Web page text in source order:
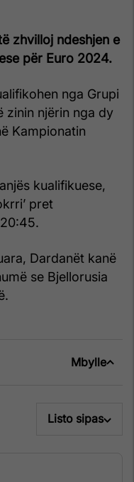
zhvilloj ndeshjen e
për Euro 2024.
nga Grupi
zinin njërin nga dy
Kampionatin
kualifikuese,
pret
Dardanët kanë
se Bjellorusia
Mbylle
Listo sipas